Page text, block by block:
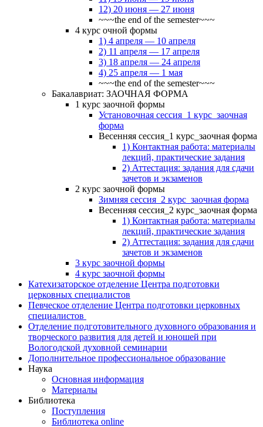
12) 20 июня — 27 июня
~~~the end of the semester~~~
4 курс очной формы
1) 4 апреля — 10 апреля
2) 11 апреля — 17 апреля
3) 18 апреля — 24 апреля
4) 25 апреля — 1 мая
~~~the end of the semester~~~
Бакалавриат: ЗАОЧНАЯ ФОРМА
1 курс заочной формы
Установочная сессия_1 курс_заочная
форма
Весенняя сессия_1 курс_заочная форма
1) Контактная работа: материалы
лекций, практические задания
2) Аттестация: задания для сдачи
зачетов и экзаменов
2 курс заочной формы
Зимняя сессия_2 курс_заочная форма
Весенняя сессия_2 курс_заочная форма
1) Контактная работа: материалы
лекций, практические задания
2) Аттестация: задания для сдачи
зачетов и экзаменов
3 курс заочной формы
4 курс заочной формы
Катехизаторское отделение Центра подготовки
церковных специалистов
Певческое отделение Центра подготовки церковных
специалистов
Отделение подготовительного духовного образования и
творческого развития для детей и юношей при
Вологодской духовной семинарии
Дополнительное профессиональное образование
Наука
Основная информация
Материалы
Библиотека
Поступления
Библиотека online